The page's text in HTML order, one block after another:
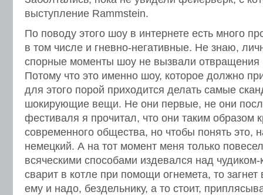
выступление Rammstein.
По поводу этого шоу в интернете есть много
в том числе и гневно-негативные. Не знаю,
спорные моменты шоу не вызвали отвращения
Потому что это именно шоу, которое должно
для этого порой приходится делать самые
шокирующие вещи. Не они первые, не они
фестиваля я прочитал, что они таким образом
современного общества, но чтобы понять это,
немецкий. А на тот момент меня только
всяческими способами издевался над
сварит в котле при помощи огнемета, то загнет
ему и надо, бездельнику, а то стоит,